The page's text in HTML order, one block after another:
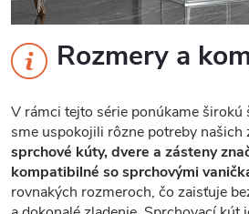
Rozmery a
V rámci tejto série ponúkame širokú
sme uspokojili rôzne potreby našich
sprchové kúty, dvere a zásteny
kompatibilné so sprchovými
rovnakých rozmeroch, čo zaisťuje